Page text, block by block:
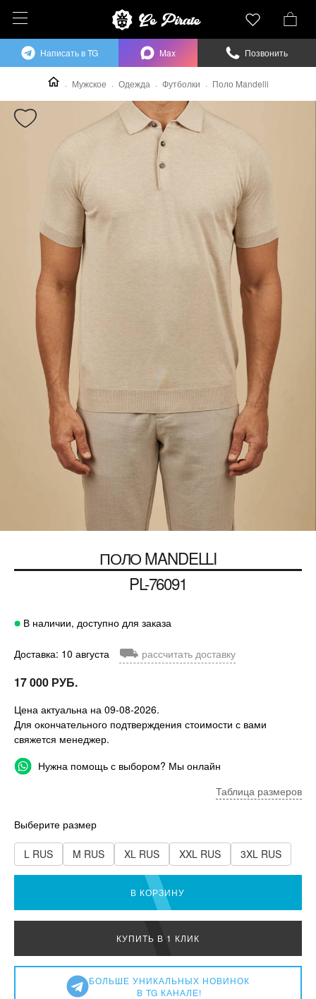
Мужское Одежда Футболки Поло Mandelli
ПОЛО MANDELLI
PL-76091
В наличии, доступно для заказа
Доставка: 10 августа ⛟ рассчитать доставку
17 000 РУБ.
Цена актуальна на 09-08-2026.
Для окончательного подтверждения стоимости с вами
свяжется менеджер.
Нужна помощь с выбором? Мы онлайн
Таблица размеров
Выберите размер
L RUS M RUS XL RUS XXL RUS 3XL RUS
В КОРЗИНУ
КУПИТЬ В 1 КЛИК
БОЛЬШЕ УНИКАЛЬНЫХ НОВИНОК
В TG КАНАЛЕ!
Написать в TG Max Позвонить